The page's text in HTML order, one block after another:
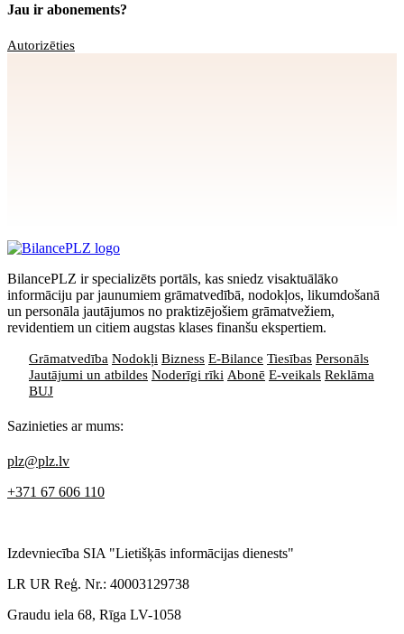
Jau ir abonements?
Autorizēties
BilancePLZ ir specializēts portāls, kas sniedz visaktuālāko
informāciju par jaunumiem grāmatvedībā, nodokļos, likumdošanā
un personāla jautājumos no praktizējošiem grāmatvežiem,
revidentiem un citiem augstas klases finanšu ekspertiem.
Grāmatvedība Nodokļi Bizness E-Bilance Tiesības Personāls
Jautājumi un atbildes Noderīgi rīki Abonē E-veikals Reklāma
BUJ
Sazinieties ar mums:
plz@plz.lv
+371 67 606 110
Izdevniecība SIA "Lietišķās informācijas dienests"
LR UR Reģ. Nr.: 40003129738
Graudu iela 68, Rīga LV-1058